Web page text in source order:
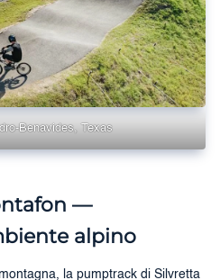
Benavides, Texas
—
alpino
la pumptrack di Silvretta